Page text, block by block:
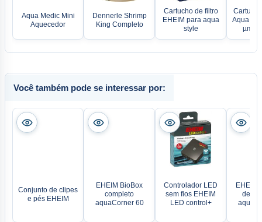
Aqua Medic Mini
Aquecedor
Dennerle Shrimp
King Completo
Cartucho de filtro
EHEIM para aqua
style
Aqua
µm
Você também pode se interessar por:
Conjunto de clipes
e pés EHEIM
EHEIM BioBox
completo
aquaCorner 60
Controlador LED
sem fios EHEIM
LED control+
EHEIM
de